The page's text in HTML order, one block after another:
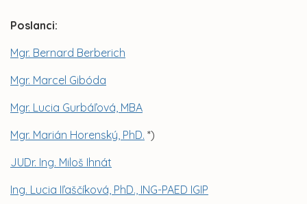
Poslanci:
Mgr. Bernard Berberich
Mgr. Marcel Gibóda
Mgr. Lucia Gurbáľová, MBA
Mgr. Marián Horenský, PhD. *)
JUDr. Ing. Miloš Ihnát
Ing. Lucia Iľaščíková, PhD., ING-PAED IGIP